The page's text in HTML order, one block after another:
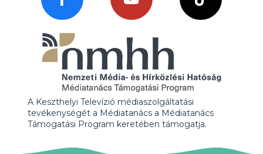
A Keszthelyi Televízió médiaszolgáltatási
tevékenységét a Médiatanács a Médiatanács
Támogatási Program keretében támogatja.